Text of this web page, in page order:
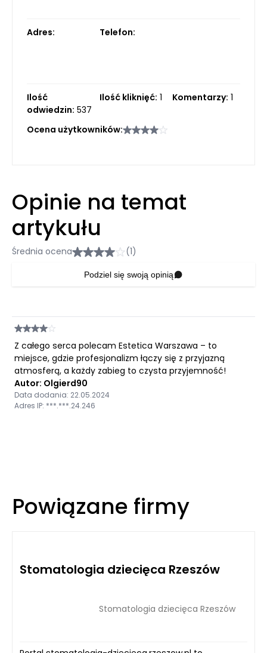
Adres: Telefon:
Ilość
odwiedzin: 537
Ilość kliknięć: 1 Komentarzy: 1
Ocena użytkowników:
Opinie na temat
artykułu
Średnia ocena (1)
Podziel się swoją opinią
Z całego serca polecam Estetica Warszawa – to
miejsce, gdzie profesjonalizm łączy się z przyjazną
atmosferą, a każdy zabieg to czysta przyjemność!
Autor: Olgierd90
Data dodania: 22.05.2024
Adres IP: ***.***.24.246
Powiązane firmy
Stomatologia dziecięca Rzeszów
Stomatologia dziecięca Rzeszów